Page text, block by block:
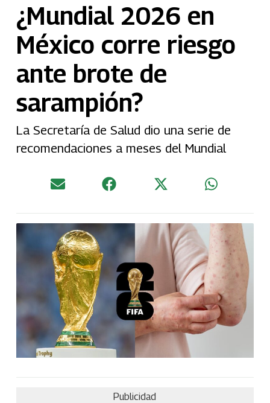
¿Mundial 2026 en
México corre riesgo
ante brote de
sarampión?
La Secretaría de Salud dio una serie de
recomendaciones a meses del Mundial
Publicidad